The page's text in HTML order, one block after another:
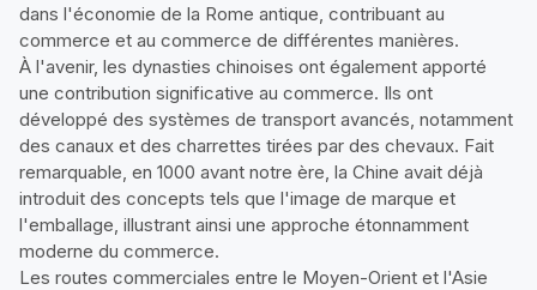
dans l'économie de la Rome antique, contribuant au
commerce et au commerce de différentes manières.
À l'avenir, les dynasties chinoises ont également apporté
une contribution significative au commerce. Ils ont
développé des systèmes de transport avancés, notamment
des canaux et des charrettes tirées par des chevaux. Fait
remarquable, en 1000 avant notre ère, la Chine avait déjà
introduit des concepts tels que l'image de marque et
l'emballage, illustrant ainsi une approche étonnamment
moderne du commerce.
Les routes commerciales entre le Moyen-Orient et l'Asie